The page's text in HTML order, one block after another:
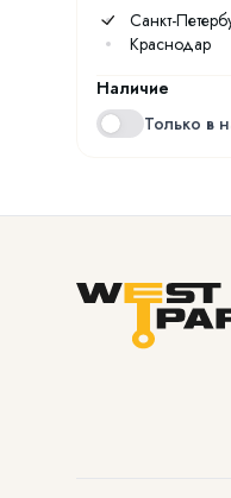
Санкт-
Краснодар
Наличие
Только в